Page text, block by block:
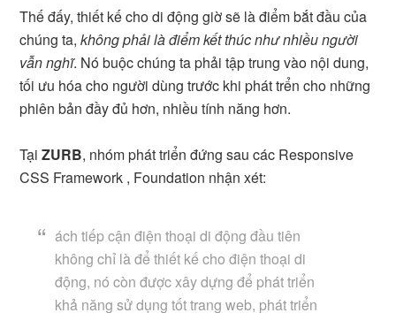
Thế đấy, thiết kế cho di động giờ sẽ là điểm bắt đầu của
chúng ta,không phải là điểm kết thúc như nhiều người
vẫn nghĩ. Nó buộc chúng ta phải tập trung vào nội dung,
tối ưu hóa cho người dùng trước khi phát trển cho những
phiên bản đầy đủ hơn, nhiều tính năng hơn.
TạiZURB, nhóm phát triển đứng sau các Responsive
CSS Framework , Foundation nhận xét:
ách tiếp cận điện thoại di động đầu tiên
không chỉ là để thiết kế cho điện thoại di
động, nó còn được xây dựng để phát triển
khả năng sử dụng tốt trang web, phát triển